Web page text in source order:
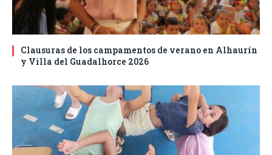
Clausuras de los campamentos de verano en Alhaurín
y Villa del Guadalhorce 2026